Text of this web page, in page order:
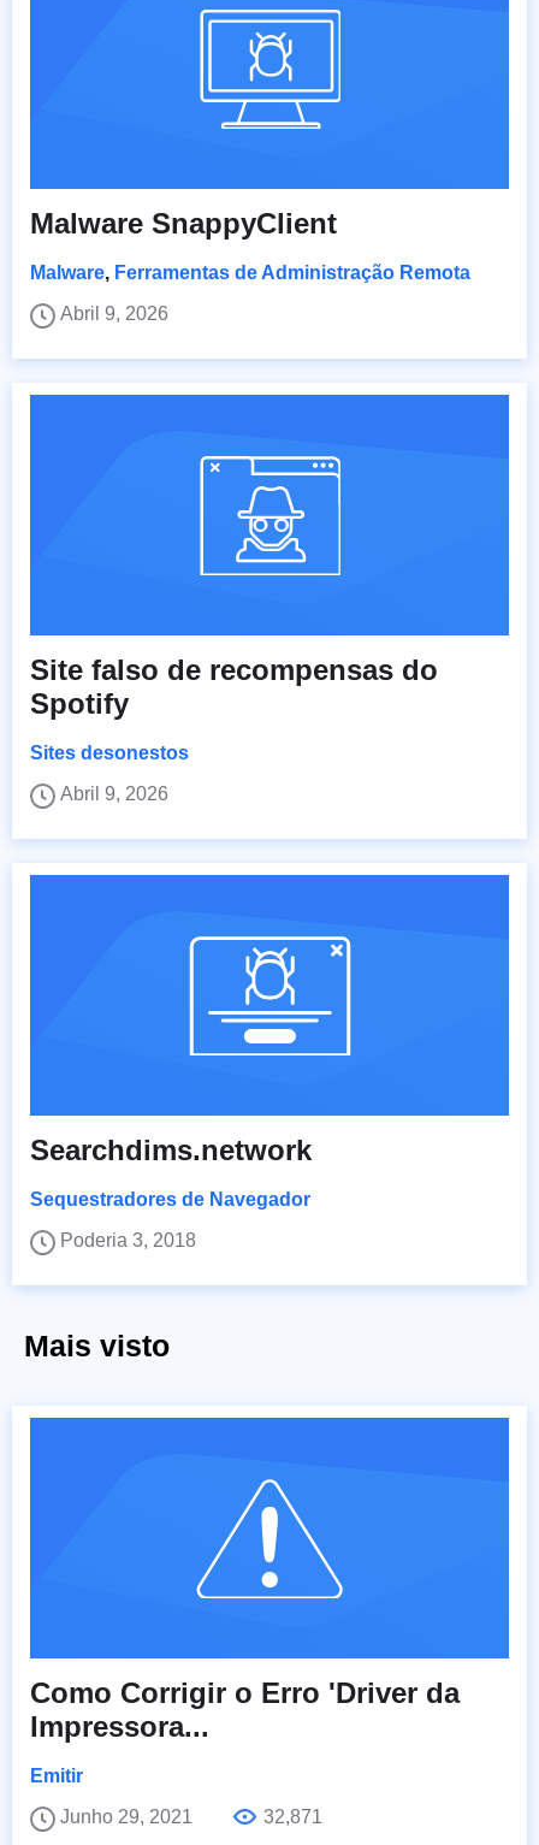
Malware SnappyClient
Malware, Ferramentas de Administração Remota
Abril 9, 2026
Site falso de recompensas do
Spotify
Sites desonestos
Abril 9, 2026
Searchdims.network
Sequestradores de Navegador
Poderia 3, 2018
Mais visto
Como Corrigir o Erro 'Driver da
Impressora...
Emitir
Junho 29, 2021
32,871